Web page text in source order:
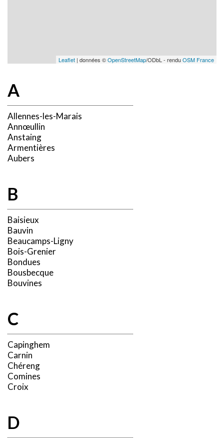
Leaflet | données ©OpenStreetMap/ODbL - renduOSM France
A
Allennes-les-Marais
Annœullin
Anstaing
Armentières
Aubers
B
Baisieux
Bauvin
Beaucamps-Ligny
Bois-Grenier
Bondues
Bousbecque
Bouvines
C
Capinghem
Carnin
Chéreng
Comines
Croix
D